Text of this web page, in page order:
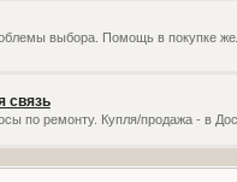
выбора. Помощь в покупке
связь
по ремонту. Купля/продажа - в